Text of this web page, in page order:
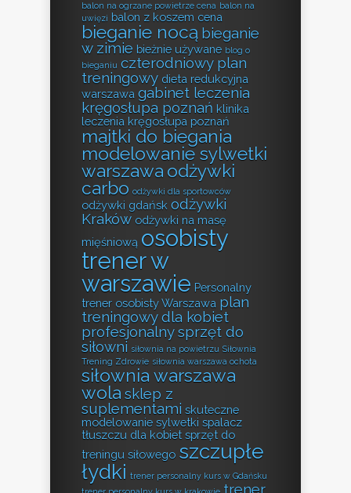
balon na ogrzane powietrze cena balon na
uwięzi balon z koszem cena
bieganie nocą bieganie
w zimie bieżnie używane blog o
bieganiu czterodniowy plan
treningowy dieta redukcyjna
warszawa gabinet leczenia
kręgosłupa poznań klinika
leczenia kręgosłupa poznań
majtki do biegania
modelowanie sylwetki
warszawa odżywki
carbo odżywki dla sportowców
odżywki gdańsk odżywki
Kraków odżywki na masę
mięśniową osobisty
trener w
warszawie Personalny
trener osobisty Warszawa plan
treningowy dla kobiet
profesjonalny sprzęt do
siłowni siłownia na powietrzu Siłownia
Trening Zdrowie siłownia warszawa ochota
siłownia warszawa
wola sklep z
suplementami skuteczne
modelowanie sylwetki spalacz
tłuszczu dla kobiet sprzęt do
treningu siłowego szczupłe
łydki trener personalny kurs w Gdańsku
trener